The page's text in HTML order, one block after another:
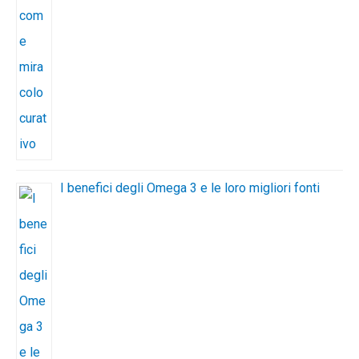
I benefici degli Omega 3 e le loro migliori fonti